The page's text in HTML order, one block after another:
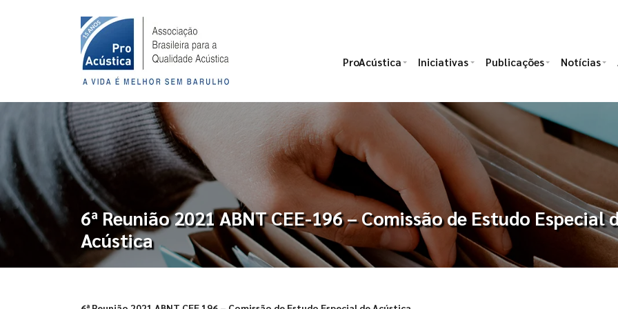
ProAcústica Iniciativas Publicações Notícias
6ª Reunião 2021 ABNT CEE-196 – Comissão de Estudo Especial
Acústica